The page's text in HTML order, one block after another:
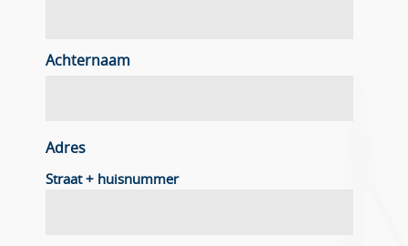
Achternaam
Adres
Straat + huisnummer